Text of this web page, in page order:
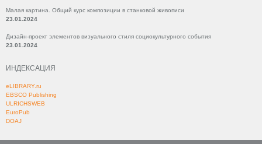
Малая картина. Общий курс композиции в станковой живописи
23.01.2024
Дизайн-проект элементов визуального стиля социокультурного события
23.01.2024
ИНДЕКСАЦИЯ
eLIBRARY.ru
EBSCO Publishing
ULRICHSWEB
EuroPub
DOAJ